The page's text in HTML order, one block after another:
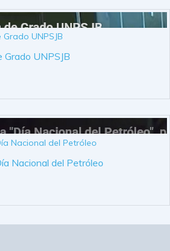
Grado UNPSJB
Nacional del Petróleo